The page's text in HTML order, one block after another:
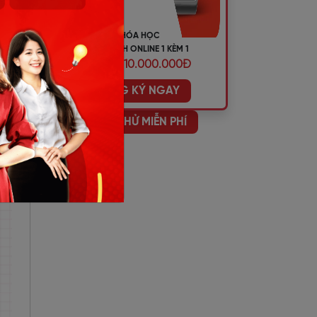
KHÓA HỌC
TIẾNG ANH ONLINE 1 KÈM 1
ƯU ĐÃI 10.000.000Đ
ĐĂNG KÝ NGAY
HỌC THỬ MIỄN PHÍ